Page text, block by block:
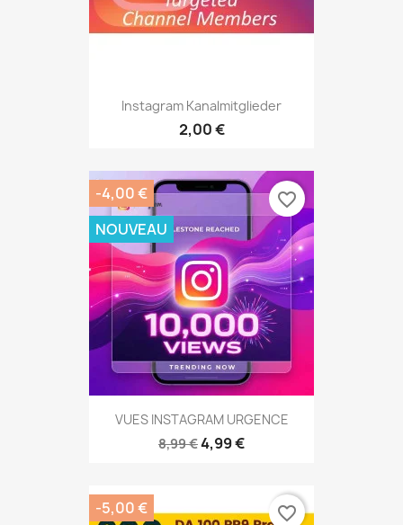
Instagram Kanalmitglieder
2,00 €
VUES INSTAGRAM URGENCE
8,99 €4,99 €
-4,00 €
NOUVEAU
favorite_border
-5,00 €
favorite_border